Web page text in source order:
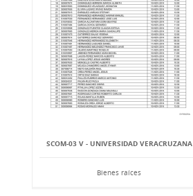
SCOM-03 V - UNIVERSIDAD VERACRUZANA
Bienes raíces